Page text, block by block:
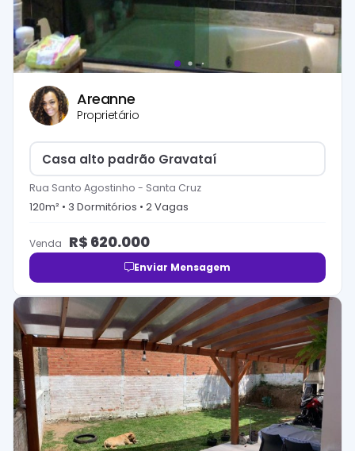
Areanne
Proprietário
Casa alto padrão Gravataí
Rua Santo Agostinho - Santa Cruz
120m² • 3 Dormitórios • 2Vagas
Venda R$ 620.000
Enviar Mensagem